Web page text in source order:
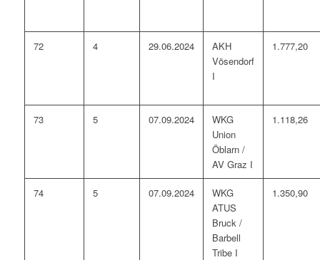
72 4 29.06.2024
AKH
Vösendorf
I
1.777,20
73 5 07.09.2024
WKG
Union
Öblarn /
AV Graz I
1.118,26
74 5 07.09.2024
WKG
ATUS
Bruck /
Barbell
Tribe I
1.350,90